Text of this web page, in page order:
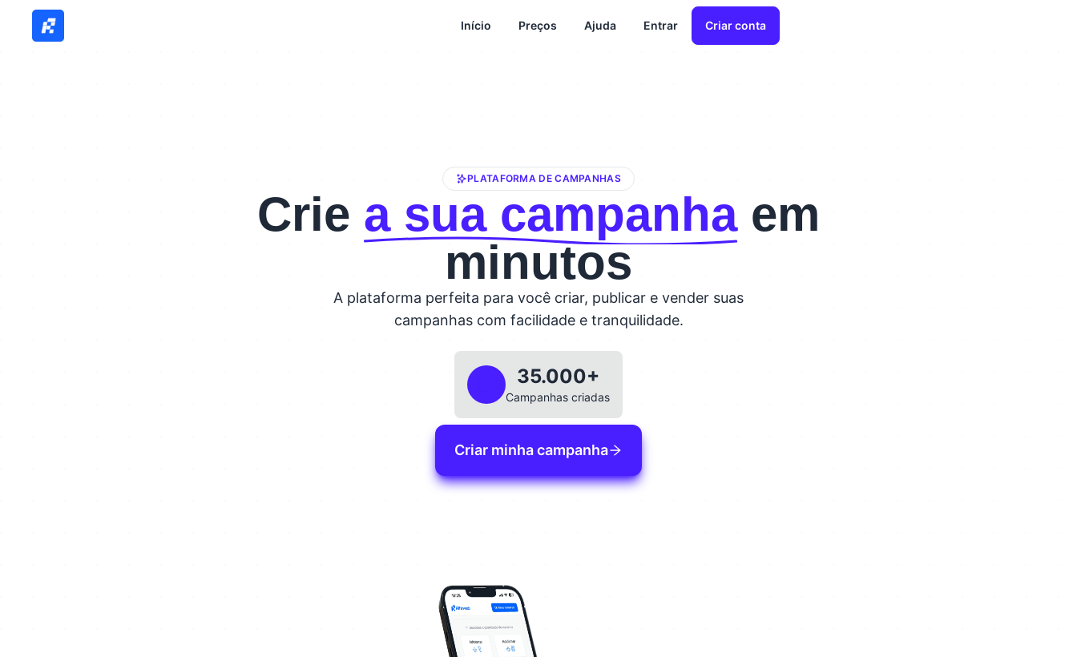
Início Preços Ajuda Entrar Criar conta
PLATAFORMA DE CAMPANHAS
Crie a sua campanha em
minutos
A plataforma perfeita para você criar, publicar e vender suas
campanhas com facilidade e tranquilidade.
35.000+
Campanhas criadas
Criar minha campanha